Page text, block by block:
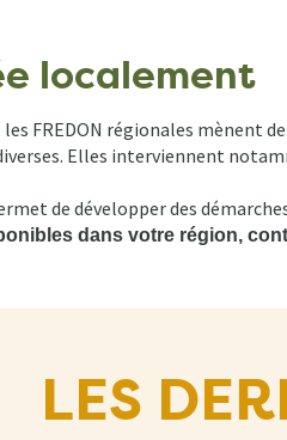
localement
FREDON régionales mènent
Elles interviennent
de développer des
dans votre région,
LES